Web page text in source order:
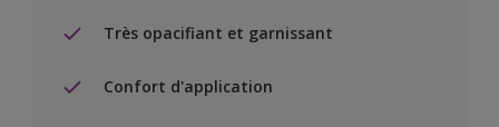
Très opacifiant et garnissant
Confort d'application